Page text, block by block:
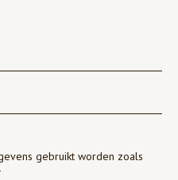
gebruikt worden zoals